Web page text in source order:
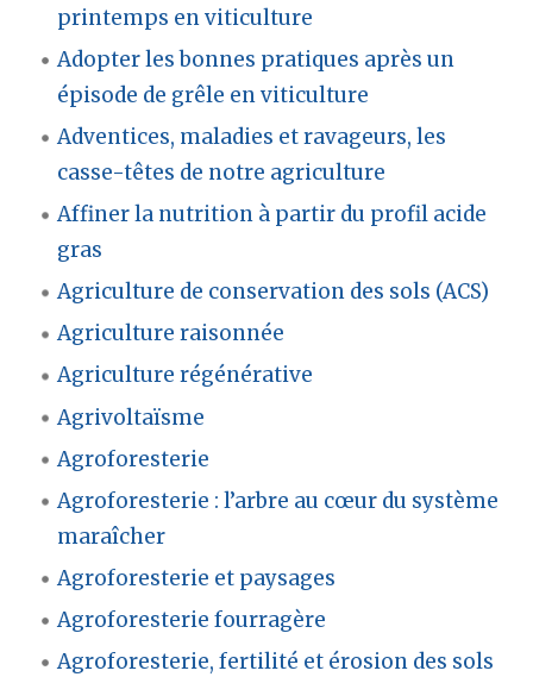
printemps en viticulture
Adopter les bonnes pratiques après un
épisode de grêle en viticulture
Adventices, maladies et ravageurs, les
casse-têtes de notre agriculture
Affiner la nutrition à partir du profil acide
gras
Agriculture de conservation des sols (ACS)
Agriculture raisonnée
Agriculture régénérative
Agrivoltaïsme
Agroforesterie
Agroforesterie : l’arbre au cœur du système
maraîcher
Agroforesterie et paysages
Agroforesterie fourragère
Agroforesterie, fertilité et érosion des sols